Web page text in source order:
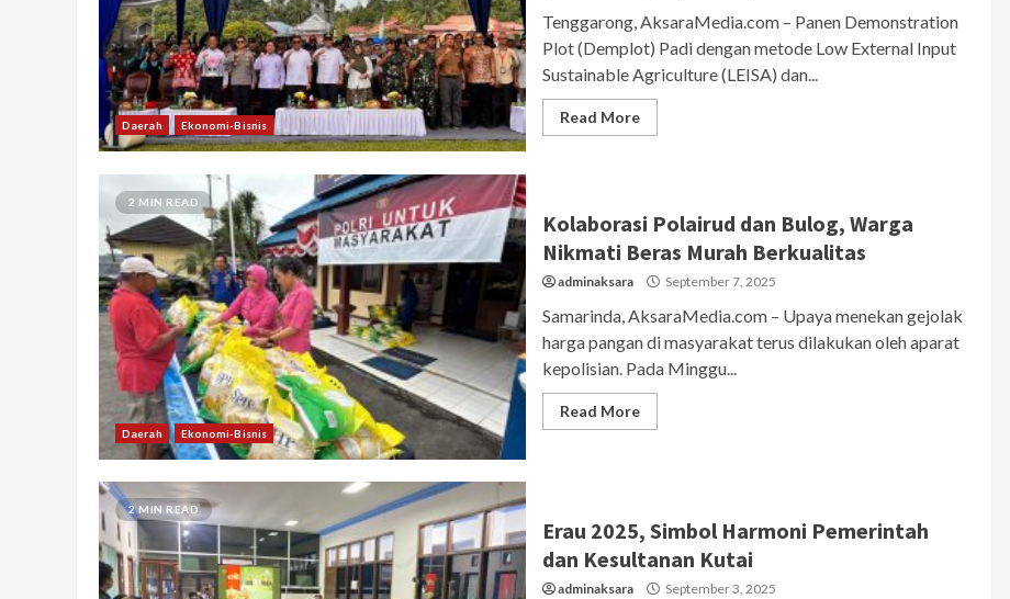
Daerah Ekonomi-Bisnis
Tenggarong, AksaraMedia.com – Panen Demonstration
Plot (Demplot) Padi dengan metode Low External Input
Sustainable Agriculture (LEISA) dan...
Read More
2 MIN READ
Daerah Ekonomi-Bisnis
Kolaborasi Polairud dan Bulog, Warga
Nikmati Beras Murah Berkualitas
adminaksara September 7, 2025
Samarinda, AksaraMedia.com – Upaya menekan gejolak
harga pangan di masyarakat terus dilakukan oleh aparat
kepolisian. Pada Minggu...
Read More
2 MIN READ
Erau 2025, Simbol Harmoni Pemerintah
dan Kesultanan Kutai
adminaksara September 3, 2025